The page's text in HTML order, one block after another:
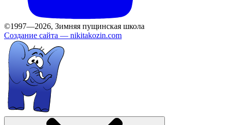
©1997—2026, Зимняя пущинская школа
Создание сайта — nikitakozin.com